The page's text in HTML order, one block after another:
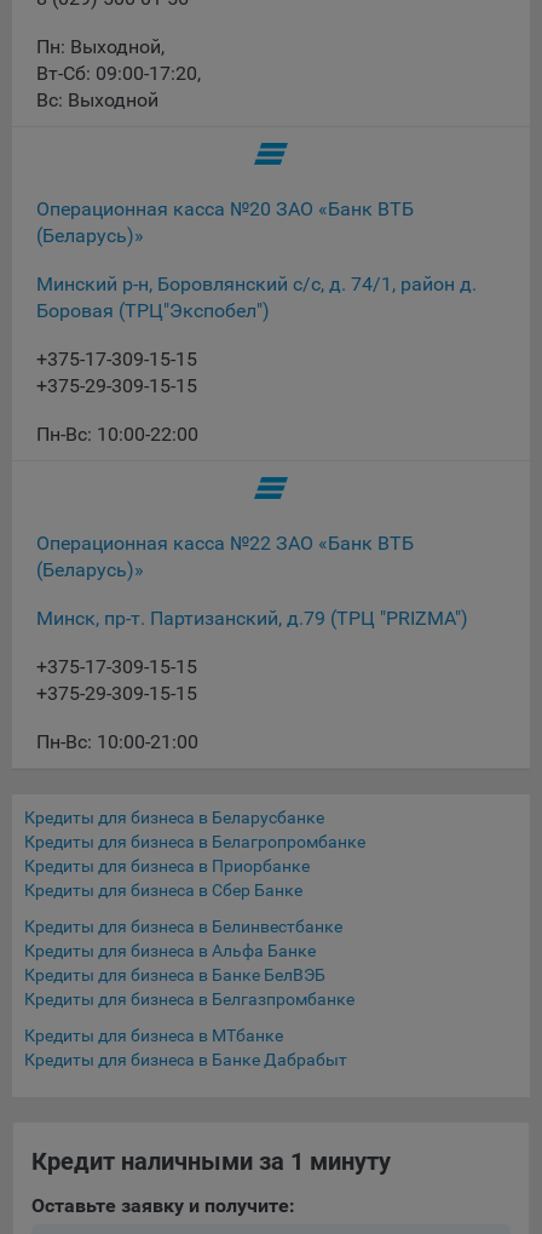
При этом, некоторые браузеры позволяют посещать
интернет-сайты в режиме «Инкогнито», чтобы ограничить
хранимый на компьютере объем информации и
автоматически удалять сессионные файлы cookie. Кроме
того, субъект персональных данных может удалить ранее
сохраненные файлов cookie выбрав соответствующую
Подробнее о параметрах управления можно ознакомиться,
соответствующие страницы сайтов основных браузеров:
Chrome
Opera
16. Пользователь всегда может направить сообщение с
имеющимся у него вопросом, в части использования
файлов сookie, на электронную почту Общества:
Аналитические Cookie
принимать меры по совершенствованию работы Сайта
исходя из предпочтений пользователей
Статистические куки позволяют определять предпочтения
Компании, которым мы поручаем обработку
статистических cookies:
предоставляемый ООО «Яндекс». Адрес: г. Москва, ул.
Льва Толстого, д. 16, 119021.Политика
предоставляемый компанией Google, Inc. Адрес: Google,
Mountain View, CA 94043, USA.Политика
Пн: Выходной,
Вт-Сб: 09:00-17:20,
Вс: Выходной
Операционная касса №20 ЗАО «Банк ВТБ
(Беларусь)»
Минский р-н, Боровлянский с/с, д. 74/1, район д.
Боровая (ТРЦ"Экспобел")
+375-17-309-15-15
+375-29-309-15-15
Пн-Вс: 10:00-22:00
Операционная касса №22 ЗАО «Банк ВТБ
(Беларусь)»
Минск, пр-т. Партизанский, д.79 (ТРЦ "PRIZMA")
+375-17-309-15-15
+375-29-309-15-15
Пн-Вс: 10:00-21:00
Кредиты для бизнеса в Беларусбанке
Кредиты для бизнеса в Белагропромбанке
Кредиты для бизнеса в Приорбанке
Кредиты для бизнеса в Сбер Банке
Кредиты для бизнеса в Белинвестбанке
Кредиты для бизнеса в Альфа Банке
Кредиты для бизнеса в Банке БелВЭБ
Кредиты для бизнеса в Белгазпромбанке
Кредиты для бизнеса в МТбанке
Кредиты для бизнеса в Банке Дабрабыт
Кредит наличными за 1 минуту
Оставьте заявку и получите: